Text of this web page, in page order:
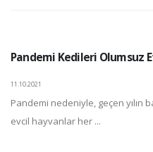
Pandemi Kedileri Olumsuz
11.10.2021
Pandemi nedeniyle, geçen yılın
evcil hayvanlar her ...